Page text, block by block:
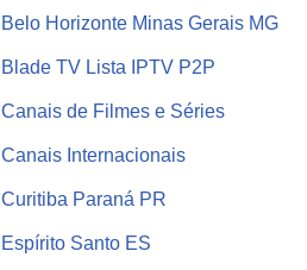
Belo Horizonte Minas Gerais MG
Blade TV Lista IPTV P2P
Canais de Filmes e Séries
Canais Internacionais
Curitiba Paraná PR
Espírito Santo ES